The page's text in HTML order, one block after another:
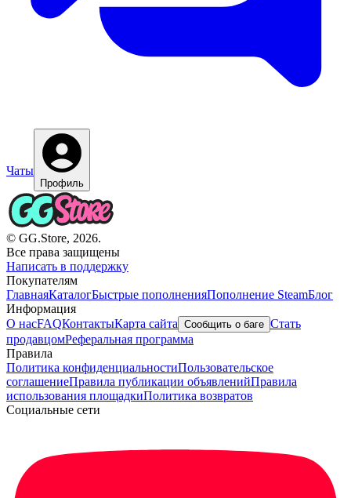
Чаты
Профиль
© GG.Store, 2026.
Все права защищены
Написать в поддержку
Покупателям
ГлавнаяКаталогБыстрые пополненияПополнение SteamБлог
Информация
О насFAQКонтактыКарта сайта Сообщить о баге Стать
продавцомРеферальная программа
Правила
Политика конфиденциальностиПользовательское
соглашениеПравила публикации объявленийПравила
использования площадкиПолитика возвратов
Социальные сети